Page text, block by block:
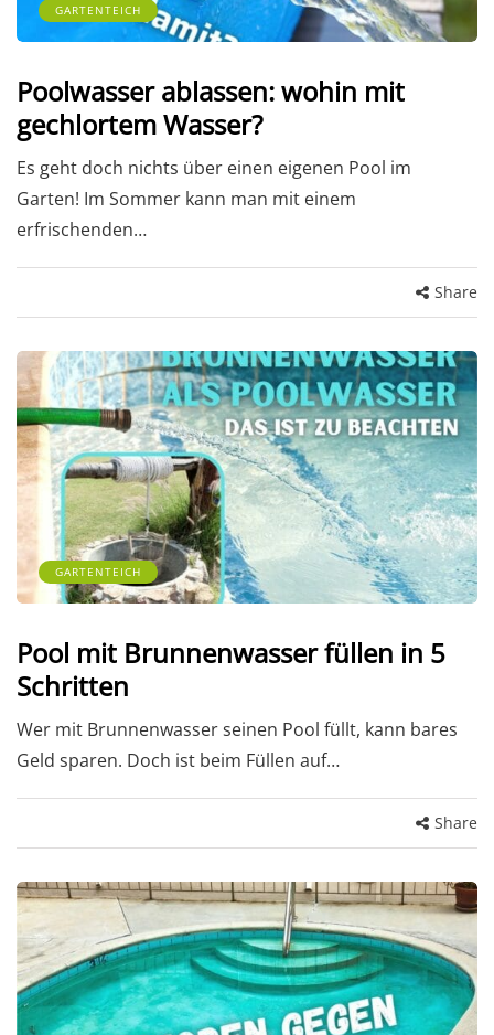
GARTENTEICH
Poolwasser ablassen: wohin mit
gechlortem Wasser?
Es geht doch nichts über einen eigenen Pool im
Garten! Im Sommer kann man mit einem
erfrischenden…
Share
GARTENTEICH
Pool mit Brunnenwasser füllen in 5
Schritten
Wer mit Brunnenwasser seinen Pool füllt, kann bares
Geld sparen. Doch ist beim Füllen auf…
Share